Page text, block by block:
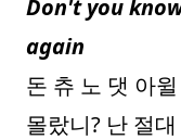
Don't you
again
돈 츄 노 댓 아
몰랐니? 난 절